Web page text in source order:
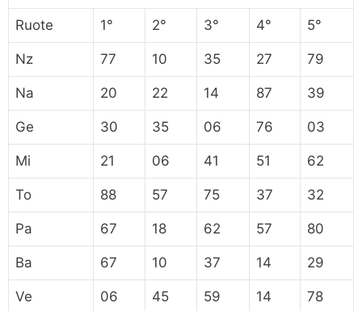
Ruote 1° 2° 3° 4° 5°
Nz 77 10 35 27 79
Na 20 22 14 87 39
Ge 30 35 06 76 03
Mi 21 06 41 51 62
To 88 57 75 37 32
Pa 67 18 62 57 80
Ba 67 10 37 14 29
Ve 06 45 59 14 78